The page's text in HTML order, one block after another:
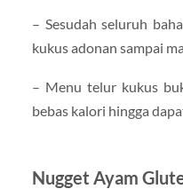
– Sesudah seluruh
kukus adonan sampai
– Menu telur kukus
bebas kalori hingga
Nugget Ayam